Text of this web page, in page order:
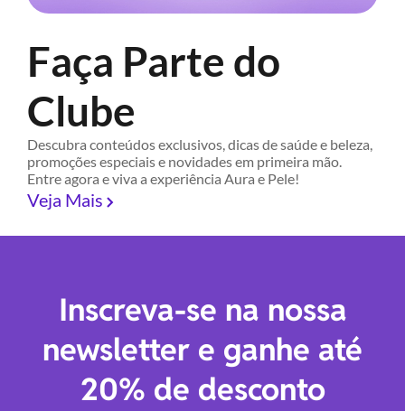
Faça Parte do
Clube
Descubra conteúdos exclusivos, dicas de saúde e beleza,
promoções especiais e novidades em primeira mão.
Entre agora e viva a experiência Aura e Pele!
Veja Mais
Inscreva-se na nossa
newsletter e ganhe até
20% de desconto